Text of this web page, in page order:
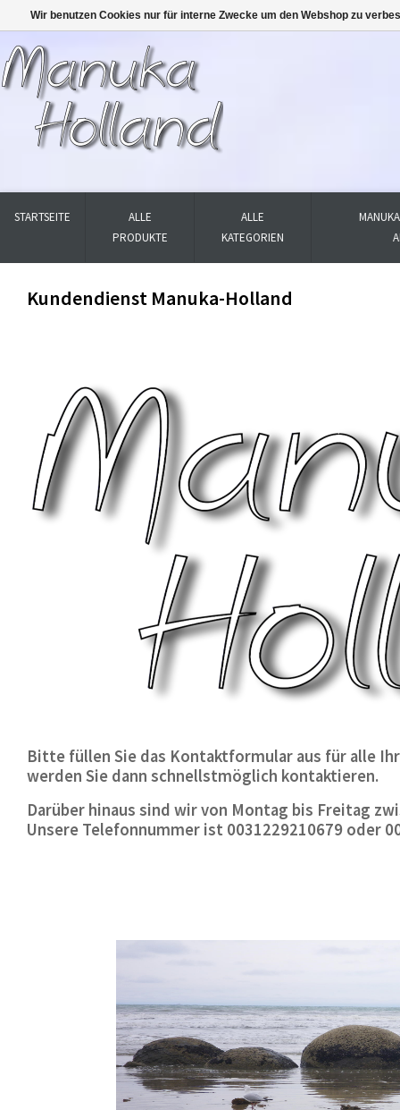
STARTSEITE
ALLE
PRODUKTE
ALLE
KATEGORIEN
Kundendienst Manuka-Holland
Bitte füllen Sie das Kontaktformular aus für alle
werden Sie dann schnellstmöglich kontaktieren.
Darüber hinaus sind wir von Montag bis Freitag
Unsere Telefonnummer ist 0031229210679 oder
Wir benutzen Cookies nur für interne Zwecke um den Webshop zu